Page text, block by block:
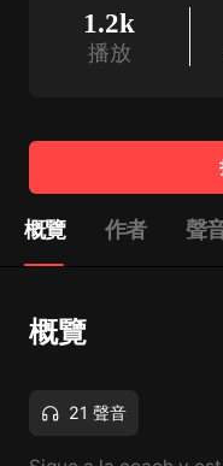
1.2k
播放
概覽 作者 聲
概覽
21 聲音